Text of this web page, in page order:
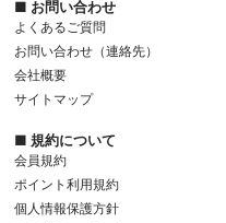
■ お問い合わせ
よくあるご質問
お問い合わせ（連絡先）
会社概要
サイトマップ
■ 規約について
会員規約
ポイント利用規約
個人情報保護方針